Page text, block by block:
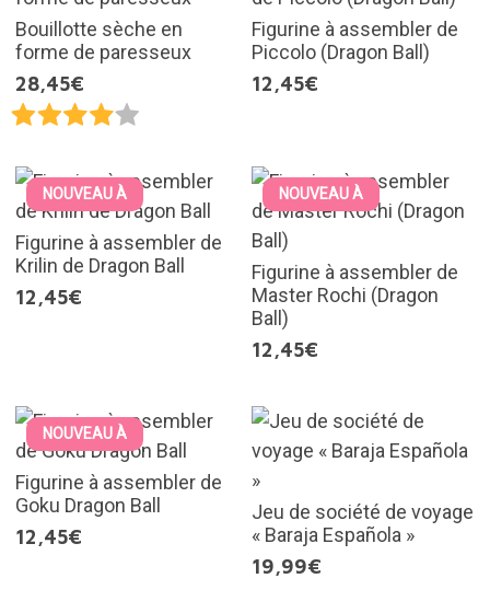
Bouillotte sèche en
forme de paresseux
28,45€
Figurine à assembler de
Piccolo (Dragon Ball)
12,45€
NOUVEAU À
Figurine à assembler de
Krilin de Dragon Ball
12,45€
NOUVEAU À
Figurine à assembler de
Master Rochi (Dragon
Ball)
12,45€
NOUVEAU À
Figurine à assembler de
Goku Dragon Ball
12,45€
Jeu de société de voyage
« Baraja Española »
19,99€